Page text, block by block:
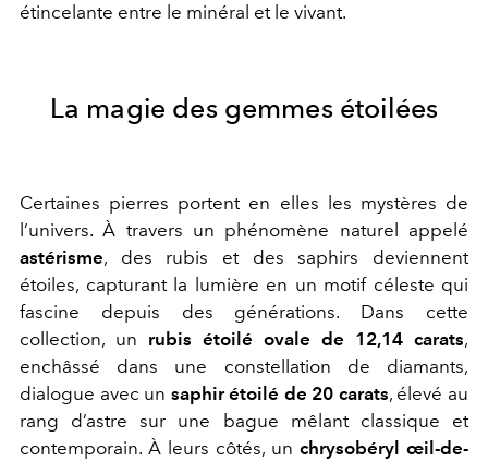
étincelante entre le minéral et le vivant.
La magie des gemmes étoilées
Certaines pierres portent en elles les mystères de
l’univers. À travers un phénomène naturel appelé
astérisme, des rubis et des saphirs deviennent
étoiles, capturant la lumière en un motif céleste qui
fascine depuis des générations. Dans cette
collection, un rubis étoilé ovale de 12,14 carats,
enchâssé dans une constellation de diamants,
dialogue avec un saphir étoilé de 20 carats, élevé au
rang d’astre sur une bague mêlant classique et
contemporain. À leurs côtés, un chrysobéryl œil-de-